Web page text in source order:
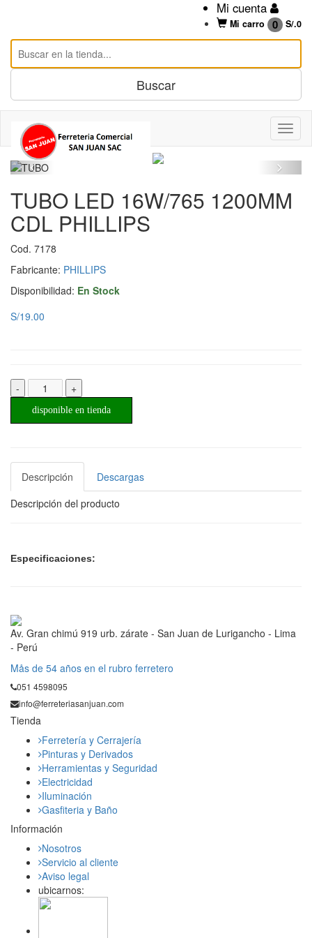
Mi cuenta
Mi carro 0 S/.0
TUBO LED 16W/765 1200MM
CDL PHILLIPS
Cod. 7178
Fabricante: PHILLIPS
Disponibilidad: En Stock
S/19.00
- +
disponible en tienda
Descripción
Descargas
Descripción del producto
Especificaciones:
Av. Gran chimú 919 urb. zárate - San Juan de Lurigancho - Lima
- Perú
Mås de 54 años en el rubro ferretero
051 4598095
info@ferreteriasanjuan.com
Tienda
Ferretería y Cerrajería
Pinturas y Derivados
Herramientas y Seguridad
Electricidad
Iluminación
Gasfiteria y Baño
Información
Nosotros
Servicio al cliente
Aviso legal
ubicarnos: